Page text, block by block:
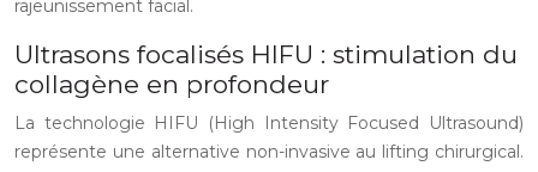
rajeunissement facial.
Ultrasons focalisés HIFU : stimulation du
collagène en profondeur
La technologie HIFU (High Intensity Focused Ultrasound)
représente une alternative non-invasive au lifting chirurgical.